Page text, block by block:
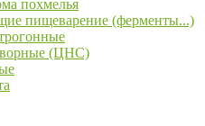
похмелья
пищеварение (ферменты...)
(ЦНС)